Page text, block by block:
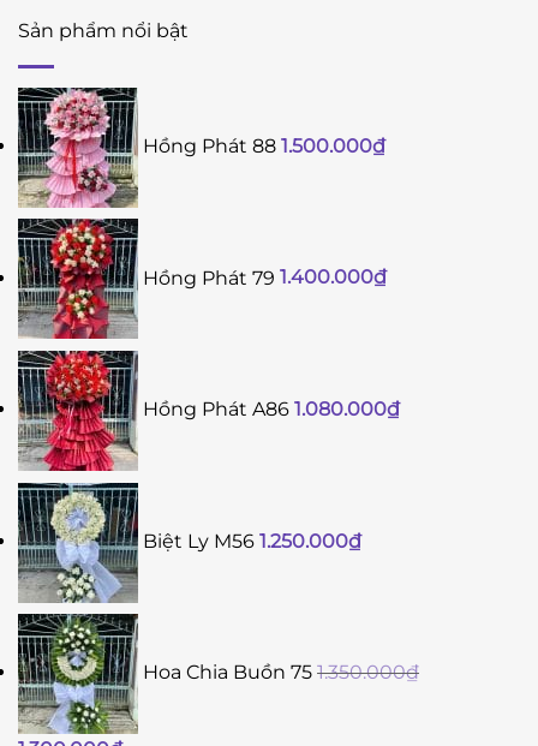
Sản phẩm nổi bật
Hồng Phát 88 1.500.000₫
Hồng Phát 79 1.400.000₫
Hồng Phát A86 1.080.000₫
Biệt Ly M56 1.250.000₫
Hoa Chia Buồn 75 1.350.000₫